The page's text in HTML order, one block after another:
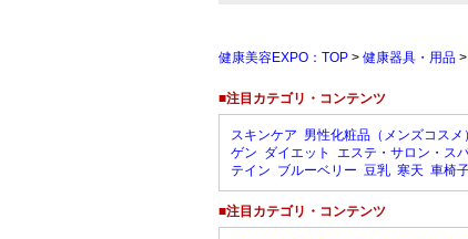
健康美容EXPO：TOP > 健康器具・用品 >
■注目カテゴリ・コンテンツ
スキンケア 男性化粧品（メンズコスメ）
ゲン ダイエット エステ・サロン・ス
テイン ブルーベリー 豆乳 寒天 車椅
■注目カテゴリ・コンテンツ